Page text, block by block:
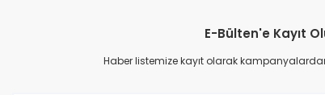
E-Bülten'e Kayıt
Haber listemize kayıt olarak